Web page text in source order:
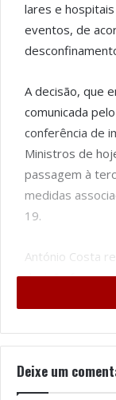
lares e
eventos, de
A decisão, que
comunicada
conferência de
Ministros de
passagem à
medidas
19.
António Costa
decisão foram
como os
Deixe um